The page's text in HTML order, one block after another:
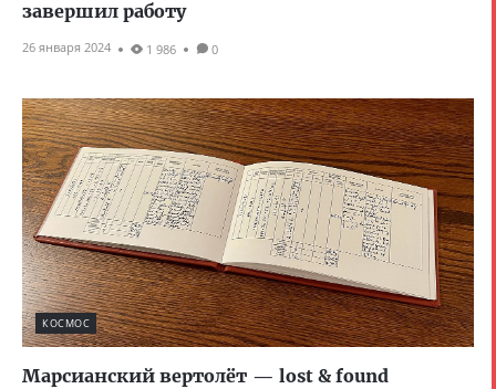
завершил работу
26 января 2024 1 986 0
КОСМОС
Марсианский вертолёт — lost & found